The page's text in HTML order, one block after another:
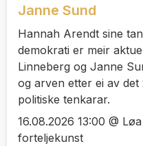
Janne Sund
Hannah Arendt sine
demokrati er meir
Linneberg og Janne
og arven etter ei av
politiske tenkarar.
16.08.2026 13:00 @
forteljekunst